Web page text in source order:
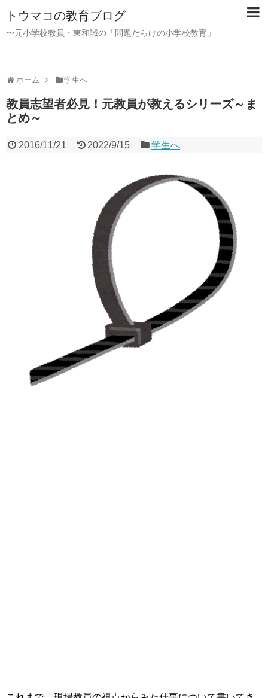
トウマコの教育ブログ
〜元小学校教員・東和誠の「問題だらけの小学校教育」
ホーム 学生へ
教員志望者必見！元教員が教えるシリーズ～ま
とめ～
2016/11/21 2022/9/15 学生へ